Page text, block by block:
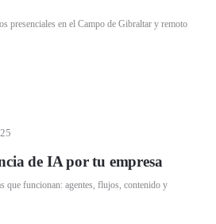
presenciales en el Campo de Gibraltar y remoto
de IA por tu empresa
que funcionan: agentes, flujos, contenido y